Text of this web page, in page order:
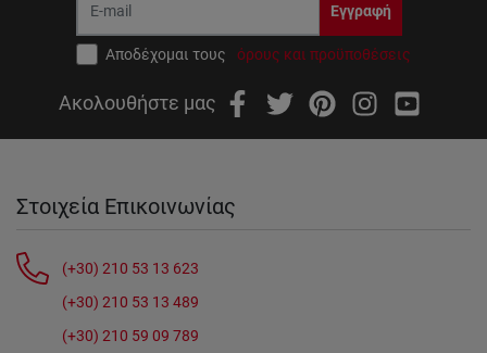
Εγγραφή
Αποδέχομαι τους όρους και προϋποθέσεις
Ακολουθήστε μας
Στοιχεία Επικοινωνίας
(+30) 210 53 13 623
(+30) 210 53 13 489
(+30) 210 59 09 789